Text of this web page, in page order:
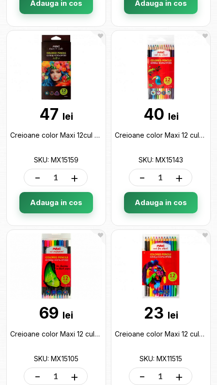
Adauga in cos Adauga in cos
47 lei
Creioane color Maxi 12cul Art Pro MX15159
SKU: MX15159
- +
Adauga in cos
40 lei
Creioane color Maxi 12 culori triunghiulare MX15143
SKU: MX15143
- +
Adauga in cos
69 lei
Creioane color Maxi 12 culori MX15105
SKU: MX15105
- +
23 lei
Creioane color Maxi 12 culori plastic triunghiulare MX11515
SKU: MX11515
- +